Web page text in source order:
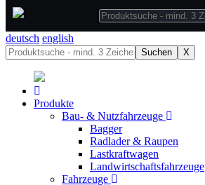
deutsch english
Suchen X
Produkte
Bau- & Nutzfahrzeuge
Bagger
Radlader & Raupen
Lastkraftwagen
Landwirtschaftsfahrzeuge
Fahrzeuge